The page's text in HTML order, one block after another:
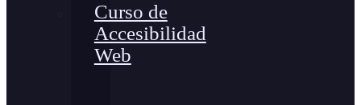
Curso de
Accesibilidad
Web